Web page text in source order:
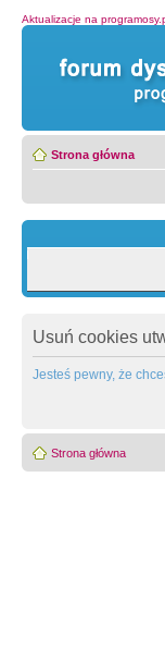
Aktualizacje na
Strona główna
Usuń cookies
Jesteś pewny, że
Strona główna